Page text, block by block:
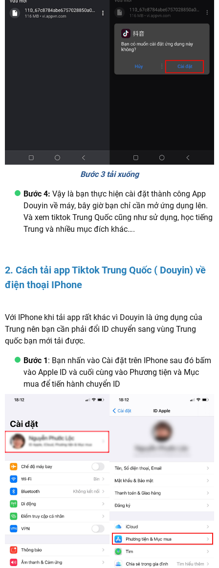
Bước 3 tải xuống
Bước 4: Vậy là bạn thực hiện cài đặt thành công App
Douyin về máy, bây giờ bạn chỉ cần mở ứng dụng lên.
Và xem tiktok Trung Quốc cũng như sử dụng, học tiếng
Trung và nhiều mục đích khác….
2. Cách tải app Tiktok Trung Quốc ( Douyin) về
điện thoại IPhone
Với IPhone khi tải app rất khác vì Douyin là ứng dụng của
Trung nên bạn cần phải đổi ID chuyển sang vùng Trung
quốc bạn mới tải được.
Bước 1 : Bạn nhấn vào Cài đặt trên IPhone sau đó bấm
vào Apple ID và cuối cùng vào Phương tiện và Mục
mua để tiến hành chuyển ID